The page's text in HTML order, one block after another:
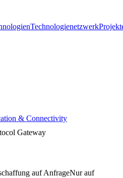
Technologienetzwerk
& Connectivity
Gateway
auf AnfrageNur auf